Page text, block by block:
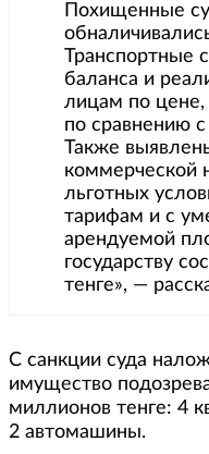
Похищенные
Транспортные
баланса и
лицам по цене,
по сравнению
Также
коммерческой
льготных
тарифам и с
арендуемой
государству
тенге», —
С санкции суда
имущество
миллионов тенге: 4
2 автомашины.